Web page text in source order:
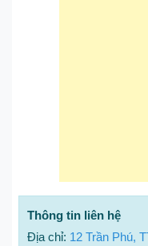
Thông tin liên hệ
Địa chỉ: 12 Trần Phú,